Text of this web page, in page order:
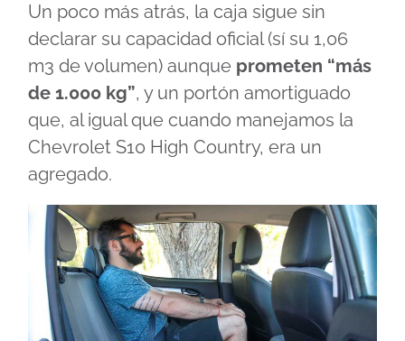
Un poco más atrás, la caja sigue sin
declarar su capacidad oficial (sí su 1,06
m3 de volumen) aunque prometen “más
de 1.000 kg”, y un portón amortiguado
que, al igual que cuando manejamos la
Chevrolet S10 High Country, era un
agregado.